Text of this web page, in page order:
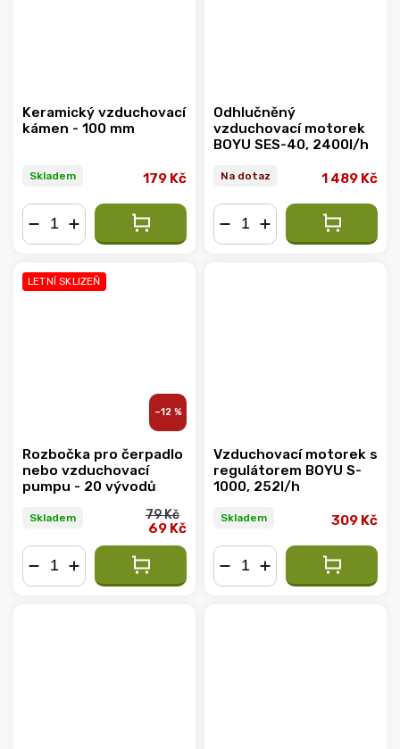
Keramický vzduchovací
kámen - 100 mm
Skladem 179 Kč
Odhlučněný
vzduchovací motorek
BOYU SES-40, 2400l/h
Na dotaz 1 489 Kč
LETNÍ SKLIZEŇ
–12 %
Rozbočka pro čerpadlo
nebo vzduchovací
pumpu - 20 vývodů
Skladem 79 Kč
69 Kč
Vzduchovací motorek s
regulátorem BOYU S-
1000, 252l/h
Skladem 309 Kč